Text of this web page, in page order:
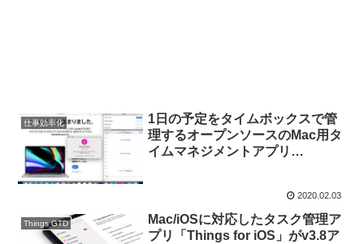
仕事効率化
1日の予定をタイムボックスで管
理するオープンソースのMac用タ
イムマネジメントアプリ
2020.02.03
Things GTD
Mac/iOSに対応したタスク管理ア
プリ「Things for iOS」がv3.8ア